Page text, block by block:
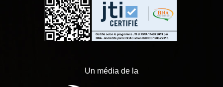
Un média de la